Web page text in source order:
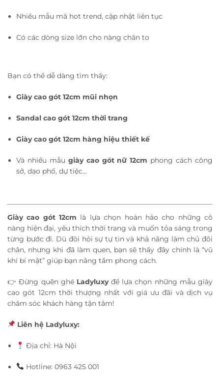
Nhiều mẫu mã hot trend, cập nhật liên tục
Có các dòng size lớn cho nàng chân to
Bạn có thể dễ dàng tìm thấy:
Giày cao gót 12cm mũi nhọn
Sandal cao gót 12cm thời trang
Giày cao gót 12cm hàng hiệu thiết kế
Và nhiều mẫu giày cao gót nữ 12cm phong cách công
sở, dạo phố, dự tiệc…
Giày cao gót 12cm là lựa chọn hoàn hảo cho những cô
nàng hiện đại, yêu thích thời trang và muốn tỏa sáng trong
từng bước đi. Dù đòi hỏi sự tự tin và khả năng làm chủ đôi
chân, nhưng khi đã làm quen, bạn sẽ thấy đây chính là “vũ
khí bí mật” giúp bạn nâng tầm phong cách.
👉 Đừng quên ghé Ladyluxyđể lựa chọn những mẫu giày
cao gót 12cm thời thượng nhất với giá ưu đãi và dịch vụ
chăm sóc khách hàng tận tâm!
Liên hệ Ladyluxy:
Địa chỉ: Hà Nội
Hotline: 0963 425 001